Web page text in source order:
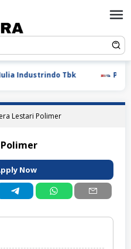
Industrindo Tbk PT
Lestari Polimer
Now